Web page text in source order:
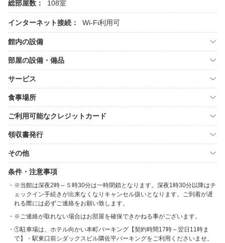
総部屋数： 108室
インターネット接続： Wi-Fi利用可
館内の設備
部屋の設備・備品
サービス
食事場所
ご利用可能なクレジットカード
領収書発行
その他
条件・注意事項
※当館は深夜2時～５時30分は一時閉鎖となります。深夜1時30分以降はチ
ェックイン手続きが出来なくなりキャンセル扱いとなります。ご到着が遅
れる際には必ずご連絡をお願い致します。
※ご連絡が取れない場合はお部屋を確保できかねる事がございます。
①駐車場は、ホテル向かい本町パーキング【契約時間17時～翌日11時ま
で】・駅東口前シダックスビル隣佐平パーキングをご利用くださいませ。